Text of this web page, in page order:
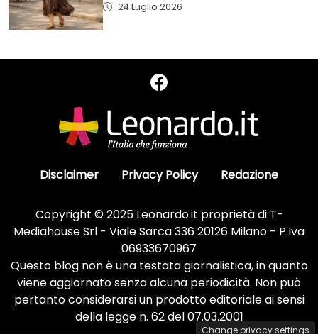
24 Luglio 2026
Disclaimer Privacy Policy Redazione
Copyright © 2025 Leonardo.it proprietà di T-
Mediahouse Srl - Viale Sarca 336 20126 Milano - P.Iva
06933670967
Questo blog non è una testata giornalistica, in quanto
viene aggiornato senza alcuna periodicità. Non può
pertanto considerarsi un prodotto editoriale ai sensi
della legge n. 62 del 07.03.2001
Change privacy settings